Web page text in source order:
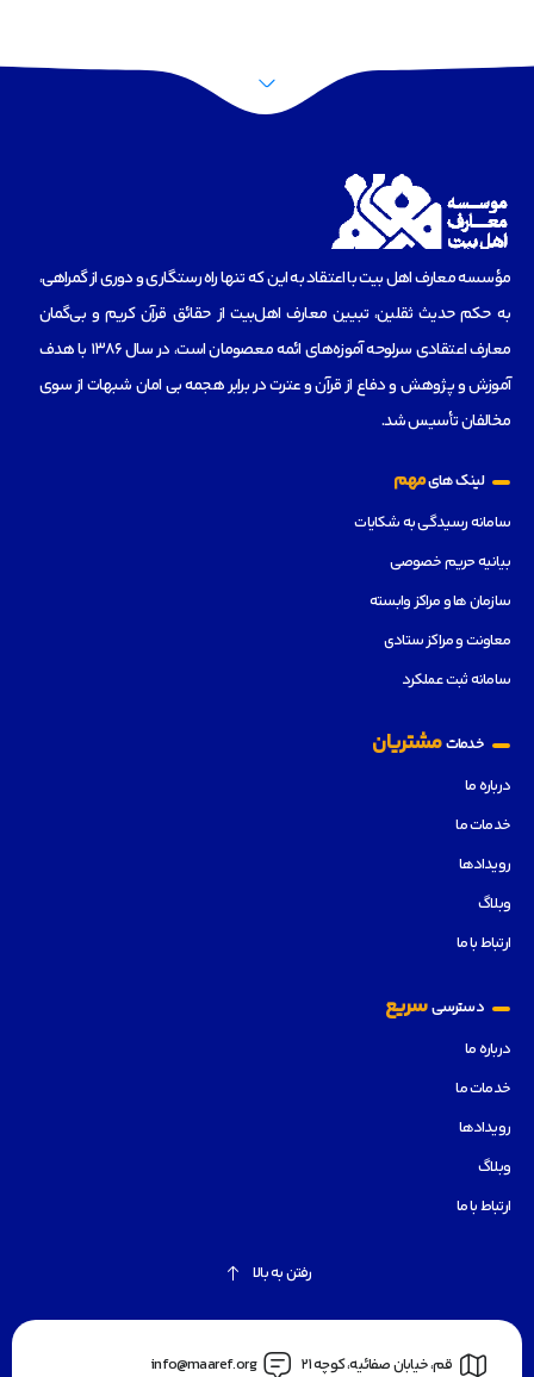
مؤسسه‌ معارف اهل بیت با اعتقاد به این که تنها راه رستگاری و دوری از گمراهی،
به حکم حدیث ثقلین، تبیین معارف اهل‌بیت از حقائق قرآن کریم و بی‌گمان
معارف اعتقادی سرلوحه آموزه‌های ائمه معصومان است، در سال 1386 با هدف
آموزش و پژوهش و دفاع از قرآن و عترت در برابر هجمه بی امان شبهات از سوی
مخالفان تأسیس شد.
لینک هایمهم
سامانه رسیدگی به شکایات
بیانیه حریم خصوصی
سازمان ها و مراکز وابسته
معاونت و مراکز ستادی
سامانه ثبت عملکرد
خدماتمشتریان
درباره ما
خدمات ما
رویدادها
وبلاگ
ارتباط با ما
دسترسیسریع
درباره ما
خدمات ما
رویدادها
وبلاگ
ارتباط با ما
رفتن به بالا
قم، خیابان صفائیه، کوچه 21 info@maaref.org